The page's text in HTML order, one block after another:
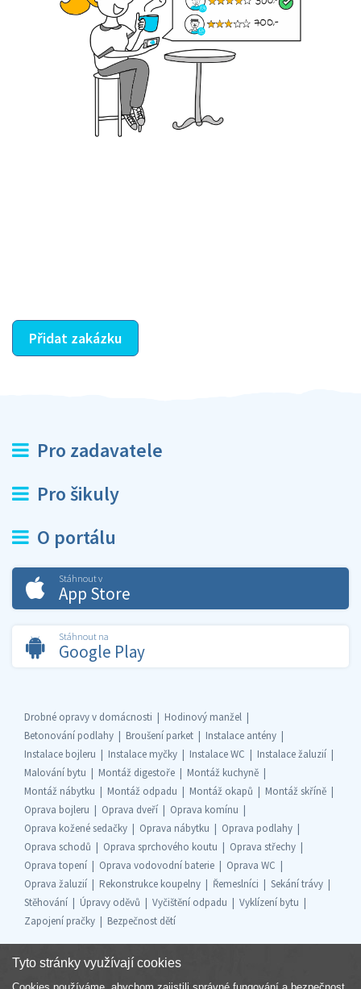
Přidat zakázku
Pro zadavatele
Pro šikuly
O portálu
Stáhnout v
App Store
Stáhnout na
Google Play
Drobné opravy v domácnosti
Hodinový manžel
Betonování podlahy
Broušení parket
Instalace antény
Instalace bojleru
Instalace myčky Instalace WC
Instalace žaluzií
Malování bytu
Montáž digestoře
Montáž kuchyně
Montáž nábytku
Montáž odpadu Montáž okapů
Montáž skříně
Oprava bojleru
Oprava dveří
Oprava komínu
Oprava kožené sedačky
Oprava nábytku
Oprava podlahy
Oprava schodů
Oprava sprchového koutu
Oprava střechy
Oprava topení
Oprava vodovodní baterie
Oprava WC
Oprava žaluzií
Rekonstrukce koupelny Řemeslníci
Sekání trávy
Stěhování
Úpravy oděvů Vyčištění odpadu
Vyklízení bytu
Zapojení pračky
Bezpečnost dětí
Tyto stránky využívají cookies